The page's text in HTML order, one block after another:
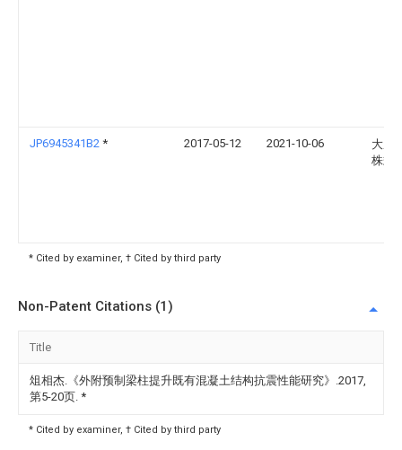
JP6945341B2 * 2017-05-12 2021-10-06
大成
株式
* Cited by examiner, † Cited by third party
Non-Patent Citations (1)
Title
俎相杰.《外附预制梁柱提升既有混凝土结构抗震性能研究》.2017,
第5-20页. *
* Cited by examiner, † Cited by third party